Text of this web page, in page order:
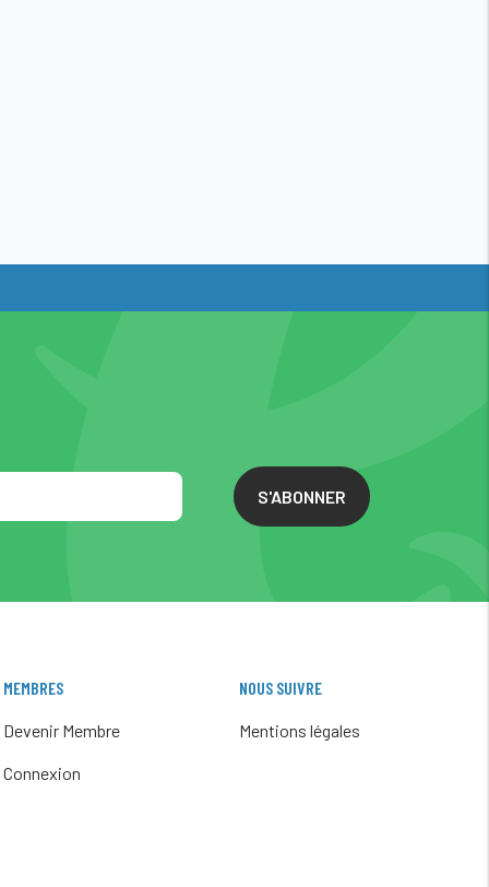
S'ABONNER
MEMBRES
Devenir Membre
Connexion
NOUS SUIVRE
Mentions légales